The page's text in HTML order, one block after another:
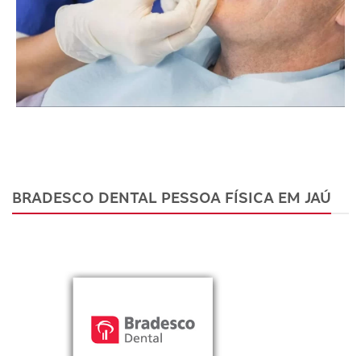
BRADESCO DENTAL PESSOA FÍSICA EM JAÚ